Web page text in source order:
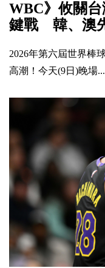
WBC》攸關
鍵戰 韓、澳
2026年第六屆世界棒
高潮！今天(9日)晚場